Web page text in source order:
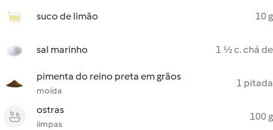
suco de limão 10 g
sal marinho 1 ½ c. chá de
pimenta do reino preta em grãos
moída
1 pitada
ostras
limpas
100 g